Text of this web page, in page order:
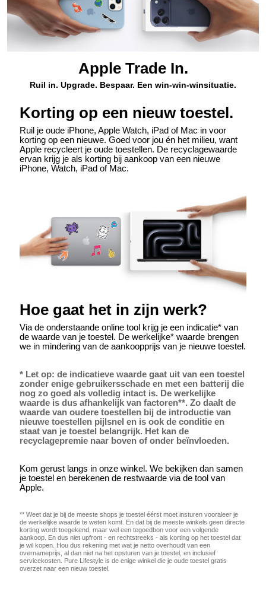
Apple Trade In.
Ruil in. Upgrade. Bespaar. Een win-‍win-winsituatie.
Korting op een nieuw toestel.
Ruil je oude iPhone, Apple Watch, iPad of Mac in voor
korting op een nieuwe. Goed voor jou én het milieu, want
Apple recycleert je oude toestellen. De recyclagewaarde
ervan krijg je als korting bij aankoop van een nieuwe
iPhone, Watch, iPad of Mac.
Hoe gaat het in zijn werk?
Via de onderstaande online tool krijg je een indicatie* van
de waarde van je toestel. De werkelijke* waarde brengen
we in mindering van de aankoopprijs van je nieuwe toestel.
* Let op: de indicatieve waarde gaat uit van een toestel
zonder enige gebruikersschade en met een batterij die
nog zo goed als volledig intact is. De werkelijke
waarde is dus afhankelijk van factoren**. Zo daalt de
waarde van oudere toestellen bij de introductie van
nieuwe toestellen pijlsnel en is ook de conditie en
staat van je toestel belangrijk. Het kan de
recyclagepremie naar boven of onder beïnvloeden.
Kom gerust langs in onze winkel. We bekijken dan samen
je toestel en berekenen de restwaarde via de tool van
Apple.
** Weet dat je bij de meeste shops je toestel éérst moet insturen vooraleer je
de werkelijke waarde te weten komt. En dat bij de meeste winkels geen directe
korting wordt toegekend, maar wel een tegoedbon voor een volgende
aankoop. En dus niet upfront - en rechtstreeks - als korting op het toestel dat
je wil kopen. Hou dus rekening met wat je netto overhoudt van een
overnameprijs, al dan niet na het opsturen van je toestel, en inclusief
servicekosten. Pure Lifestyle is de enige winkel die je oude toestel gratis
overzet naar een nieuw toestel.